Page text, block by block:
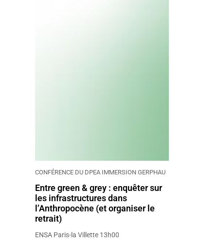
CONFÉRENCE DU DPEA IMMERSION GERPHAU
Entre green & grey : enquêter sur
les infrastructures dans
l’Anthropocène (et organiser le
retrait)
ENSA Paris-la Villette 13h00